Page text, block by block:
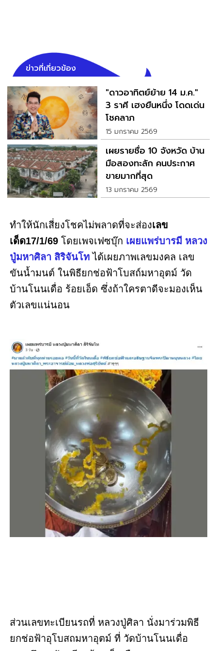
ข่าวที่เกี่ยวข้อง
"ดาวอาทิตย์ย้าย 14 ม.ค."
3 ราศี เฮงยืนหนึ่ง โดดเด่น
โชคลาภ
15 มกราคม 2569
เผยรายชื่อ 10 จังหวัด บ้าน
มือสองทะลัก คนประกาศ
ขายมากที่สุด
13 มกราคม 2569
ทำให้นักเสี่ยงโชคไม่พลาดที่จะส่องเลข
เด็ด17/1/69 โดยเพจเฟซบุ๊ก เผยแพร่บารมี หลวง
ปู่มหาศิลา สิริจันโท ได้เผยภาพเลขมงคล เลข
ขันน้ำมนต์ ในพิธียกช่อฟ้าโบสถ์มหาอุตม์ วัด
บ้านโนนเดื่อ ร้อยเอ็ด ซึ่งถ้าใครตาดีจะมองเห็น
ตัวเลขแน่นอน
ส่วนเลขทะเบียนรถที่ หลวงปู่ศิลา นั่งมาร่วมพิธี
ยกช่อฟ้าอุโบสถมหาอุตม์ ที่ วัดบ้านโนนเดื่อ